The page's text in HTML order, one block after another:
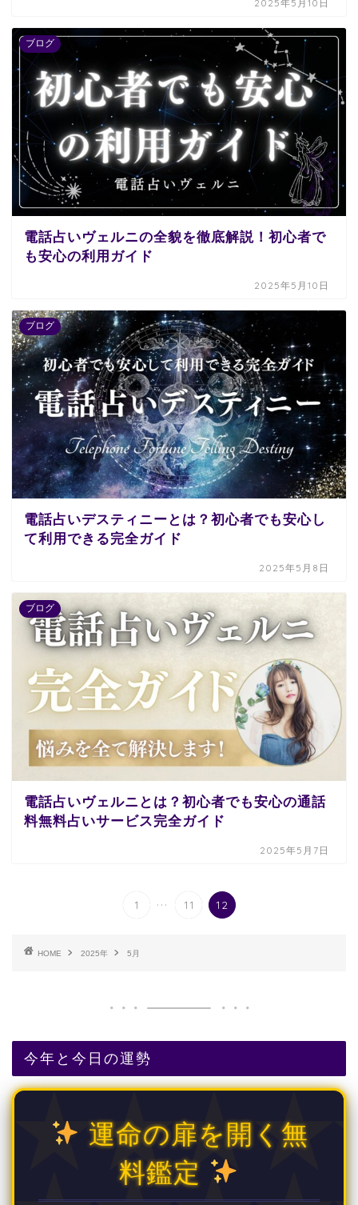
2025年5月10日
ブログ
電話占いヴェルニの全貌を徹底解説！初心者で
も安心の利用ガイド
2025年5月10日
ブログ
電話占いデスティニーとは？初心者でも安心し
て利用できる完全ガイド
2025年5月8日
ブログ
電話占いヴェルニとは？初心者でも安心の通話
料無料占いサービス完全ガイド
2025年5月7日
1 ... 11 12
HOME 2025年 5月
今年と今日の運勢
運命の扉を開く無
料鑑定